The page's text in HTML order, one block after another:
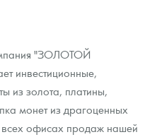
"ЗОЛОТОЙ
из золота, платины,
монет из драгоценных
всех офисах продаж нашей